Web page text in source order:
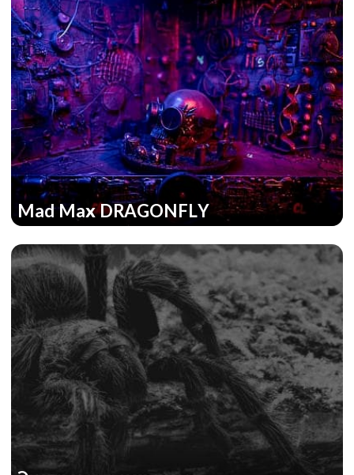
Mad Max DRAGONFLY